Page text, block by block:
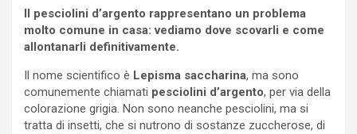
Il pesciolini d’argento rappresentano un problema
molto comune in casa: vediamo dove scovarli e come
allontanarli definitivamente.
Il nome scientifico è Lepisma saccharina, ma sono
comunemente chiamati pesciolini d’argento, per via della
colorazione grigia. Non sono neanche pesciolini, ma si
tratta di insetti, che si nutrono di sostanze zuccherose, di